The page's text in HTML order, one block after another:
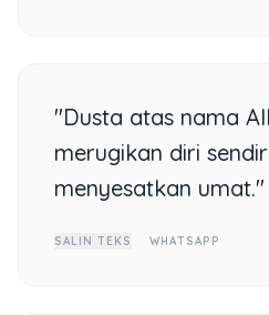
"Dusta atas nama
merugikan diri
menyesatkan umat."
SALIN TEKS WHATSAPP